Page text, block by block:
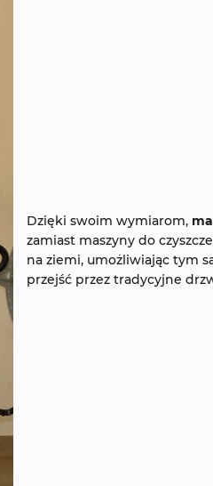
Dzięki swoim wymiarom,
zamiast maszyny do
na ziemi, umożliwiając tym
przejść przez tradycyjne